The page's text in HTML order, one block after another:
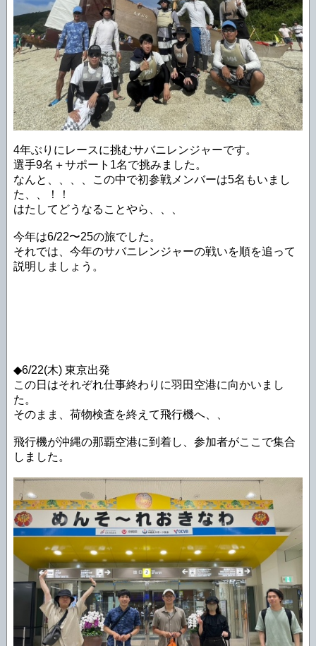
4年ぶりにレースに挑むサバニレンジャーです。
選手9名＋サポート1名で挑みました。
なんと、、、、この中で初参戦メンバーは5名もいまし
た、、！！
はたしてどうなることやら、、、
今年は6/22〜25の旅でした。
それでは、今年のサバニレンジャーの戦いを順を追って
説明しましょう。
◆6/22(木) 東京出発
この日はそれぞれ仕事終わりに羽田空港に向かいまし
た。
そのまま、荷物検査を終えて飛行機へ、、
飛行機が沖縄の那覇空港に到着し、参加者がここで集合
しました。